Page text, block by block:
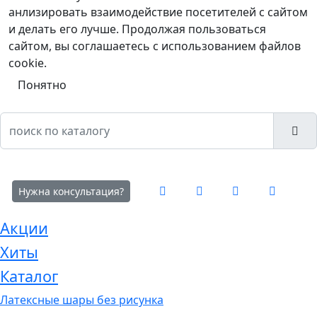
анлизировать взаимодействие посетителей с сайтом
и делать его лучше. Продолжая пользоваться
сайтом, вы соглашаетесь с использованием файлов
cookie.
Понятно
Нужна консультация?
Акции
Хиты
Каталог
Латексные шары без рисунка